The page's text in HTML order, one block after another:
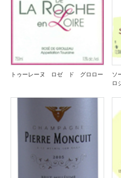
トゥーレーヌ ロゼ ド グロロー
ソ
ロ